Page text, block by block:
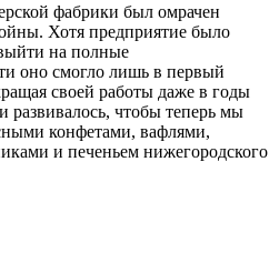
фабрики был омрачен
Хотя предприятие было
на полные
оно смогло лишь в первый
своей работы даже в годы
развивалось, чтобы теперь мы
конфетами, вафлями,
и печеньем нижегородского